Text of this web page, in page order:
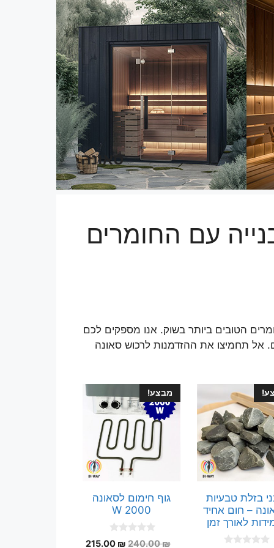
סאונה
עם החומרים
הטובים ביותר בשוק. אנו מספקים לכם
אל תחמיצו את ההזדמנות לרכוש סאונה
בזלת טבעיות
– חום אחיד
לאורך זמן
מבצע!
גוף חימום לסאונה
2000 W
0
240.00₪
המחיר
215.00 ₪
המחיר